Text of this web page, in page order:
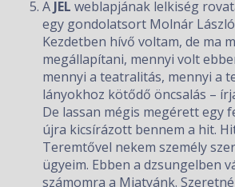
A JEL weblapjának lelkiség
egy gondolatsort Molnár
Kezdetben hívő voltam, de ma
megállapítani, mennyi volt
mennyi a teatralitás, mennyi a
lányokhoz kötődő öncsalás –
De lassan mégis megérett egy
újra kicsírázott bennem a hit.
Teremtővel nekem személy
ügyeim. Ebben a dzsungelben
számomra a Miatyánk.